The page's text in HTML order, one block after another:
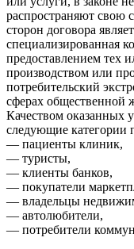
распространяют свою
сторон договора
специализированная
предоставлением тех
производством или
потребительский
сферах общественной
Качеством оказанных
следующие категории
— пациенты клиник,
— туристы,
— клиенты банков,
— покупатели
— владельцы
— автолюбители,
— потребители